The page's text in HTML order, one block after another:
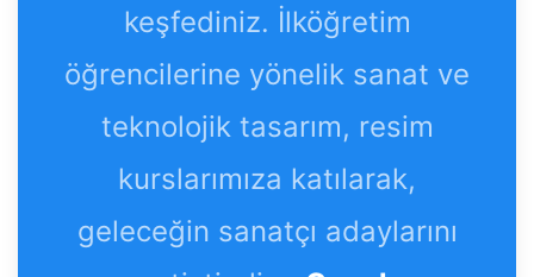
keşfediniz. İlköğretim
öğrencilerine yönelik sanat ve
teknolojik tasarım, resim
kurslarımıza katılarak,
geleceğin sanatçı adaylarını